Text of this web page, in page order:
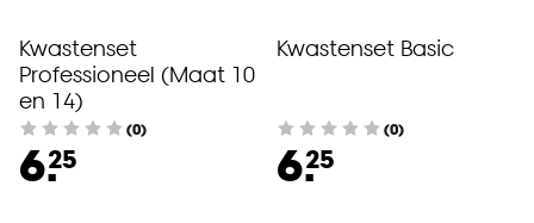
Kwastenset
Professioneel (Maat 10
en 14)
(0)
6.25
Kwastenset Basic
(0)
6.25